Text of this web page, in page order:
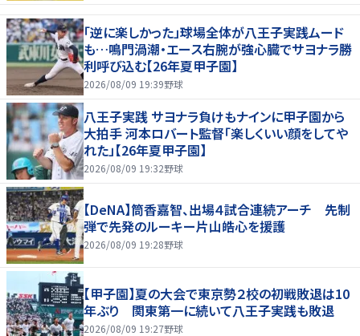
「逆に楽しかった」球場全体が八王子実践ムード
も…鳴門渦潮・エース右腕が強心臓でサヨナラ勝
利呼び込む【26年夏甲子園】
2026/08/09 19:39野球
八王子実践 サヨナラ負けもナインに甲子園から
大拍手 河本ロバート監督「楽しくいい顔をしてや
れた」【26年夏甲子園】
2026/08/09 19:32野球
【DeNA】筒香嘉智、出場４試合連続アーチ 先制
弾で先発のルーキー片山皓心を援護
2026/08/09 19:28野球
【甲子園】夏の大会で東京勢２校の初戦敗退は10
年ぶり 関東第一に続いて八王子実践も敗退
2026/08/09 19:27野球